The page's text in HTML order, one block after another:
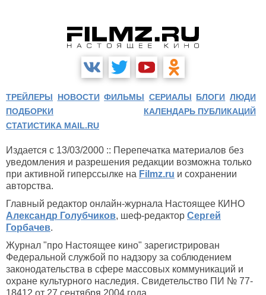
ТРЕЙЛЕРЫ НОВОСТИ ФИЛЬМЫ СЕРИАЛЫ БЛОГИ ЛЮДИ
ПОДБОРКИ
КАЛЕНДАРЬ ПУБЛИКАЦИЙ
СТАТИСТИКА MAIL.RU
Издается с 13/03/2000 :: Перепечатка материалов без
уведомления и разрешения редакции возможна только
при активной гиперссылке на Filmz.ru и сохранении
авторства.
Главный редактор онлайн-журнала Настоящее КИНО
Александр Голубчиков, шеф-редактор Сергей
Горбачев.
Журнал "про Настоящее кино" зарегистрирован
Федеральной службой по надзору за соблюдением
законодательства в сфере массовых коммуникаций и
охране культурного наследия. Свидетельство ПИ № 77-